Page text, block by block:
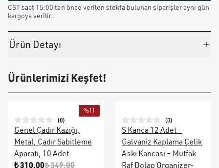
CST saat 15:00'ten önce verilen stokta bulunan siparişler aynı gün
kargoya verilir..
Ürün Detayı
Ürünlerimizi Keşfet!
%11
(0)
Genel Çadır Kazığı,
Metal, Çadır Sabitleme
Aparatı, 10 Adet
₺ 310.00₺ 349.00
(0)
S Kanca 12 Adet –
Galvaniz Kaplama Çelik
Askı Kancası – Mutfak
Raf Dolap Organizer-